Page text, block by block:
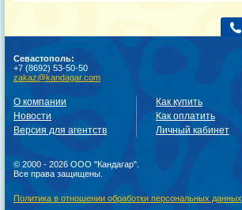
Севастополь:
+7 (8692) 53-50-50
zakaz@kandagar.com
О компании
Новости
Версия для агентств
Как купить
Как оплатить
Личный кабинет
© 2000 - 2026 ООО "Кандагар".
Все права защищены.
Политика в отношении обработки персональных данных